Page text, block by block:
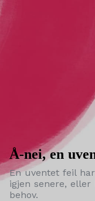
Å-nei, en
En uventet feil
igjen senere,
behov.